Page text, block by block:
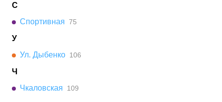
С
Спортивная 75
У
Ул. Дыбенко 106
Ч
Чкаловская
109